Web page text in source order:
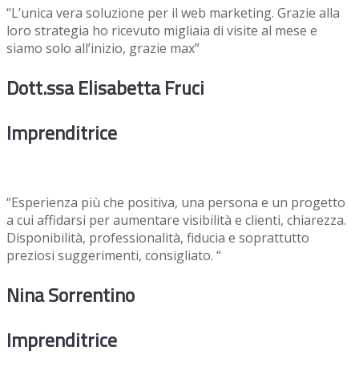
“L’unica vera soluzione per il web marketing. Grazie alla
loro strategia ho ricevuto migliaia di visite al mese e
siamo solo all’inizio, grazie max”
Dott.ssa Elisabetta Fruci
Imprenditrice
“Esperienza più che positiva, una persona e un progetto
a cui affidarsi per aumentare visibilità e clienti, chiarezza.
Disponibilità, professionalità, fiducia e soprattutto
preziosi suggerimenti, consigliato. “
Nina Sorrentino
Imprenditrice